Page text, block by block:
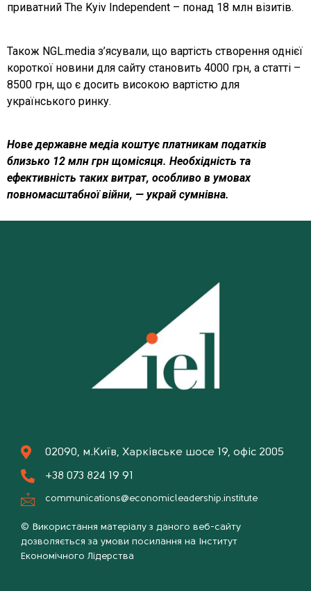
приватний The Kyiv Independent – понад 18 млн візитів.
Також NGL.mediа з’ясували, що вартість створення однієї
короткої новини для сайту становить 4000 грн, а статті –
8500 грн, що є досить високою вартістю для
українського ринку.
Нове державне медіа коштує платникам податків
близько 12 млн грн щомісяця. Необхідність та
ефективність таких витрат, особливо в умовах
повномасштабної війни, — украй сумнівна.
02090, м.Київ, Харківське шосе 19, офіс 2005
+38 073 824 19 91
communications@economicleadership.institute
© Використання матеріалу з даного веб-сайту
дозволяється за умови посилання на Інститут
Економічного Лідерства